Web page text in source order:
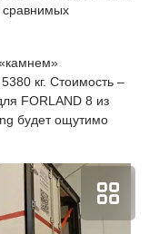
сравнимых
кг. Стоимость –
FORLAND 8 из
будет ощутимо